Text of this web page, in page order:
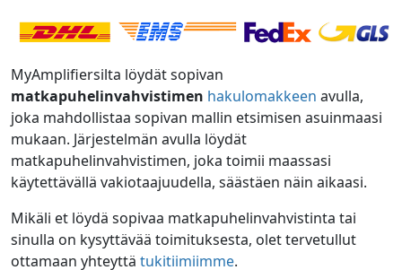
MyAmplifiersilta löydät sopivan
matkapuhelinvahvistimen hakulomakkeen avulla,
joka mahdollistaa sopivan mallin etsimisen asuinmaasi
mukaan. Järjestelmän avulla löydät
matkapuhelinvahvistimen, joka toimii maassasi
käytettävällä vakiotaajuudella, säästäen näin aikaasi.
Mikäli et löydä sopivaa matkapuhelinvahvistinta tai
sinulla on kysyttävää toimituksesta, olet tervetullut
ottamaan yhteyttä tukitiimiimme.